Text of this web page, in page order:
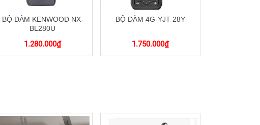
BỘ ĐÀM KENWOOD NX-
BL280U
1.280.000₫
BỘ ĐÀM 4G-YJT 28Y
1.750.000₫